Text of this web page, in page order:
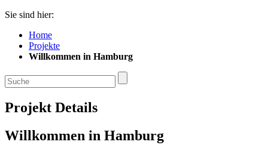
Sie sind hier:
Home
Projekte
Willkommen in Hamburg
Projekt Details
Willkommen in Hamburg